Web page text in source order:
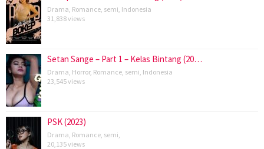
Drama Romance semi Indonesia
31,838 views
Setan Sange – Part 1 – Kelas Bintang (20…
Drama Horror, Romance semi Indonesia
23,545 views
PSK (2023)
Drama Romance semi
20,135 views